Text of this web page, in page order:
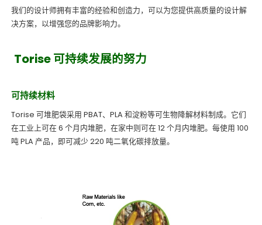
我们的设计师拥有丰富的经验和创造力，可以为您提供高质量的设计解
决方案，以增强您的品牌影响力。
Torise 可持续发展的努力
可持续材料
Torise 可堆肥袋采用 PBAT、PLA 和淀粉等可生物降解材料制成。它们
在工业上可在 6 个月内堆肥，在家中则可在 12 个月内堆肥。每使用 100
吨 PLA 产品，即可减少 220 吨二氧化碳排放量。